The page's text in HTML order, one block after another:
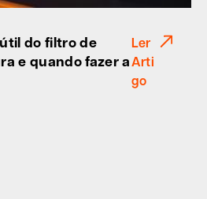
do filtro de
e quando fazer a
Ler
Arti
go